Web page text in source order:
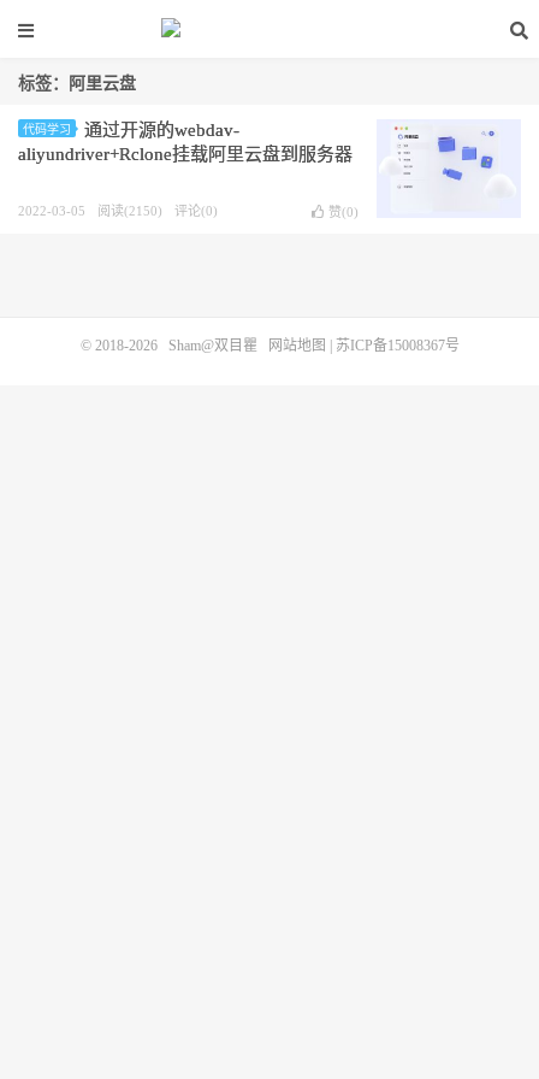
标签：阿里云盘
代码学习
通过开源的webdav-
aliyundriver+Rclone挂载阿里云盘到服务器
2022-03-05 阅读(2150) 评论(0) 赞(0)
© 2018-2026 Sham@双目瞿 网站地图 苏ICP备15008367号